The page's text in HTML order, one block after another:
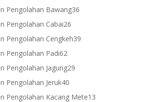
products
Pengolahan Bawang3636
Pengolahan Cabai2626
products
Pengolahan Cengkeh3939
Pengolahan Padi6262
products
Pengolahan Jagung2929
Pengolahan Jeruk4040
products
Pengolahan Kacang Mete1313